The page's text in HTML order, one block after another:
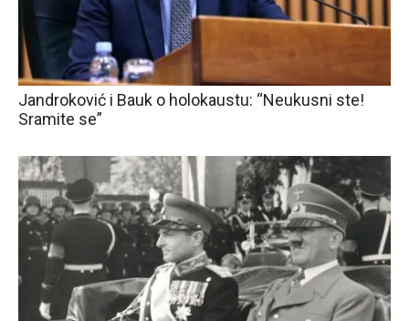
Jandroković i Bauk o holokaustu: “Neukusni ste!
Sramite se”